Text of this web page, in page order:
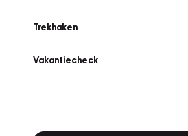
Trekhaken
Vakantiecheck